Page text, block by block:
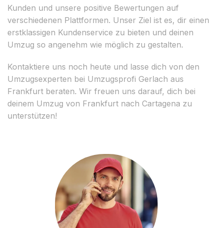
Kunden und unsere positive Bewertungen auf
verschiedenen Plattformen. Unser Ziel ist es, dir einen
erstklassigen Kundenservice zu bieten und deinen
Umzug so angenehm wie möglich zu gestalten.
Kontaktiere uns noch heute und lasse dich von den
Umzugsexperten bei Umzugsprofi Gerlach aus
Frankfurt beraten. Wir freuen uns darauf, dich bei
deinem Umzug von Frankfurt nach Cartagena zu
unterstützen!